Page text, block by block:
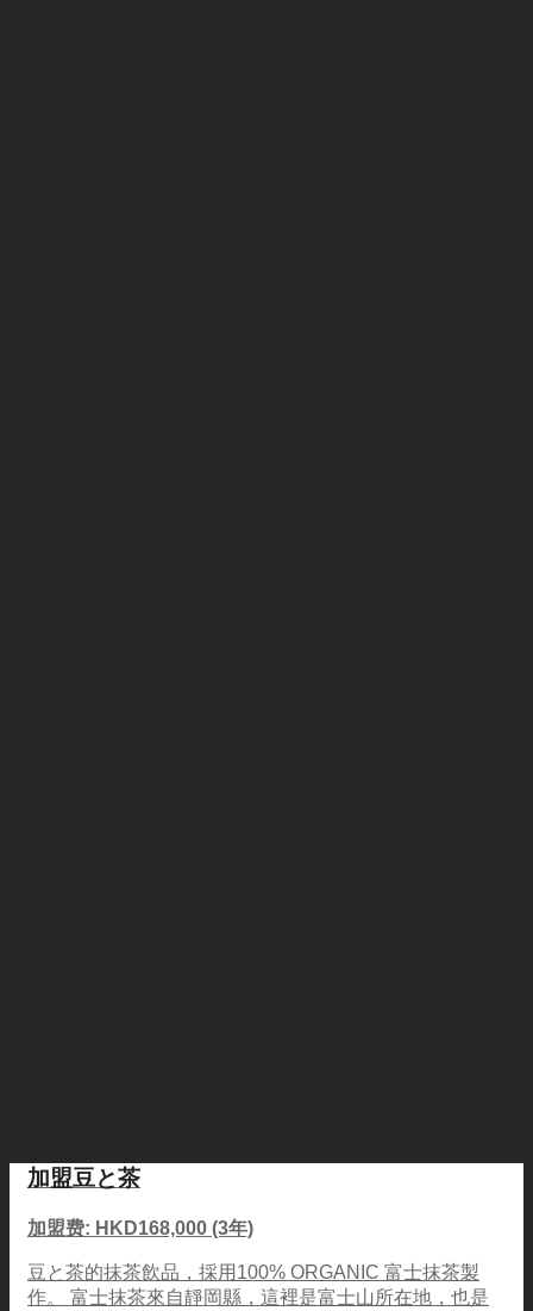
加盟豆と茶
加盟费: HKD168,000 (3年)
豆と茶的抹茶飲品，採用100% ORGANIC 富士抹茶製
作。 富士抹茶來自靜岡縣，這裡是富士山所在地，也是